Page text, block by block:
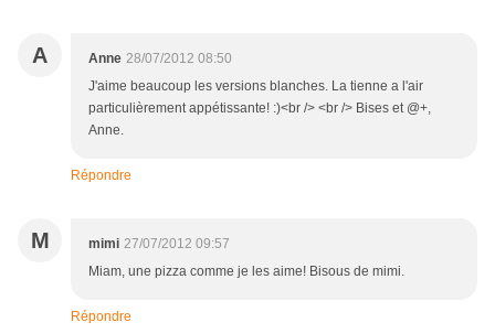
A Anne 28/07/2012 08:50
J'aime beaucoup les versions blanches. La tienne a l'air
particulièrement appétissante! :)<br /> <br /> Bises et @+,
Anne.
Répondre
M mimi 27/07/2012 09:57
Miam, une pizza comme je les aime! Bisous de mimi.
Répondre